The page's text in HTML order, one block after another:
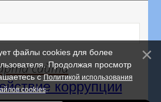
сайта
коррупции
файлы cookies для более
Продолжая просмотр
сПолитикой использования
cookies.